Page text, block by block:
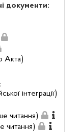
документи:
Акта)
інтеграції)
читання)
читання)